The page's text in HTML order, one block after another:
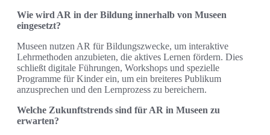
Wie wird AR in der Bildung innerhalb von Museen
eingesetzt?
Museen nutzen AR für Bildungszwecke, um interaktive
Lehrmethoden anzubieten, die aktives Lernen fördern. Dies
schließt digitale Führungen, Workshops und spezielle
Programme für Kinder ein, um ein breiteres Publikum
anzusprechen und den Lernprozess zu bereichern.
Welche Zukunftstrends sind für AR in Museen zu
erwarten?